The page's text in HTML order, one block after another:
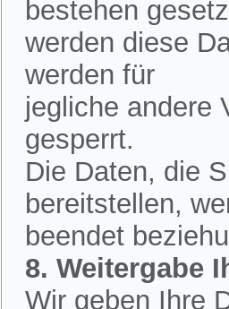
bestehen
werden diese
werden für
jegliche andere
gesperrt.
Die Daten, die
bereitstellen,
beendet
8. Weitergabe
Wir geben Ihre